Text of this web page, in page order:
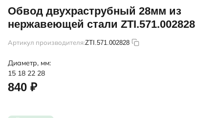
Обвод двухраструбный 28мм из
нержавеющей стали ZTI.571.002828
Артикул производителя:ZTI.571.002828
Диаметр, мм:
15 18 22 28
840 ₽